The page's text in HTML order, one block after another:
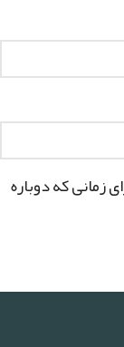
زمانی که دوباره